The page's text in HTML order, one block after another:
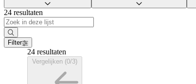
24 resultaten
Filter
24 resultaten